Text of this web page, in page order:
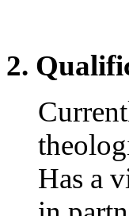
2.
Has a